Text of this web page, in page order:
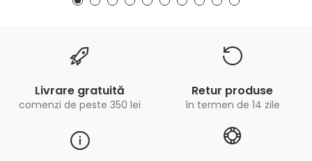
Livrare gratuită
comenzi de peste 350 lei
Retur produse
în termen de 14 zile